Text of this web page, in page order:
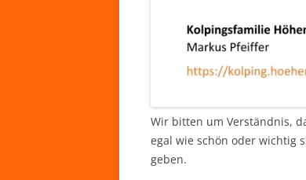
Wir bitten um Verständnis,
egal wie schön oder wichtig
geben.